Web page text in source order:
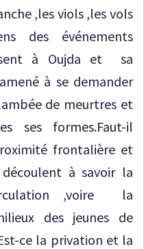
,les viols ,les vols
des événements
à Oujda et sa
à se demander
de meurtres et
ses formes.Faut-il
frontalière et
à savoir la
,voire la
des jeunes de
ce la privation et la